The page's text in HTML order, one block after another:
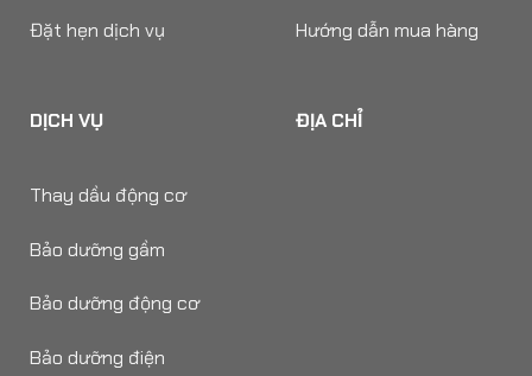
Đặt hẹn dịch vụ Hướng dẫn mua hàng
DỊCH VỤ
Thay dầu động cơ
Bảo dưỡng gầm
Bảo dưỡng động cơ
Bảo dưỡng điện
ĐỊA CHỈ